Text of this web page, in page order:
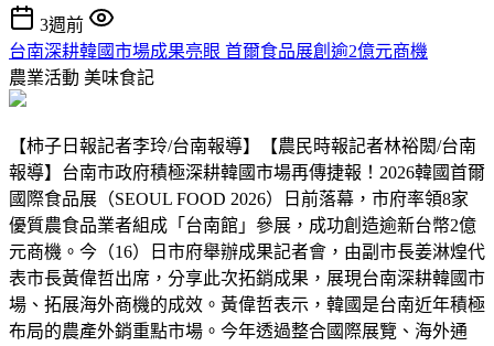
3週前
台南深耕韓國市場成果亮眼 首爾食品展創逾2億元商機
農業活動 美味食記
【柿子日報記者李玲/台南報導】【農民時報記者林裕閎/台南
報導】台南市政府積極深耕韓國市場再傳捷報！2026韓國首爾
國際食品展（SEOUL FOOD 2026）日前落幕，市府率領8家
優質農食品業者組成「台南館」參展，成功創造逾新台幣2億
元商機。今（16）日市府舉辦成果記者會，由副市長姜淋煌代
表市長黃偉哲出席，分享此次拓銷成果，展現台南深耕韓國市
場、拓展海外商機的成效。黃偉哲表示，韓國是台南近年積極
布局的農產外銷重點市場。今年透過整合國際展覽、海外通